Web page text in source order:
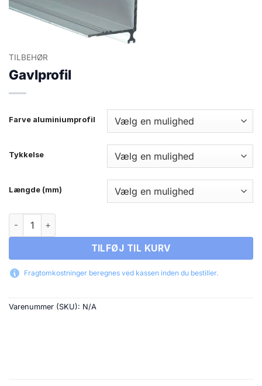
TILBEHØR
Gavlprofil
Farve aluminiumprofil
Tykkelse
Længde (mm)
Gavlprofil antal
TILFØJ TIL KURV
Fragtomkostninger beregnes ved kassen inden du bestiller.
Varenummer (SKU): N/A